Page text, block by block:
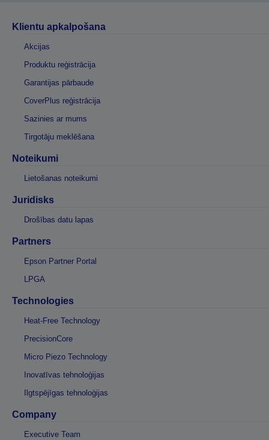
Klientu apkalpošana
Akcijas
Produktu reģistrācija
Garantijas pārbaude
CoverPlus reģistrācija
Sazinies ar mums
Tirgotāju meklēšana
Noteikumi
Lietošanas noteikumi
Juridisks
Drošības datu lapas
Partners
Epson Partner Portal
LPGA
Technologies
Heat-Free Technology
PrecisionCore
Micro Piezo Technology
Inovatīvas tehnoloģijas
Ilgtspējīgas tehnoloģijas
Company
Executive Team